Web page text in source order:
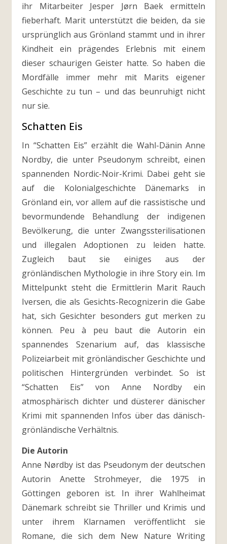
ihr Mitarbeiter Jesper Jørn Baek ermitteln
fieberhaft. Marit unterstützt die beiden, da sie
ursprünglich aus Grönland stammt und in ihrer
Kindheit ein prägendes Erlebnis mit einem
dieser schaurigen Geister hatte. So haben die
Mordfälle immer mehr mit Marits eigener
Geschichte zu tun – und das beunruhigt nicht
nur sie.
Schatten Eis
In “Schatten Eis” erzählt die Wahl-Dänin Anne
Nordby, die unter Pseudonym schreibt, einen
spannenden Nordic-Noir-Krimi. Dabei geht sie
auf die Kolonialgeschichte Dänemarks in
Grönland ein, vor allem auf die rassistische und
bevormundende Behandlung der indigenen
Bevölkerung, die unter Zwangssterilisationen
und illegalen Adoptionen zu leiden hatte.
Zugleich baut sie einiges aus der
grönländischen Mythologie in ihre Story ein. Im
Mittelpunkt steht die Ermittlerin Marit Rauch
Iversen, die als Gesichts-Recognizerin die Gabe
hat, sich Gesichter besonders gut merken zu
können. Peu à peu baut die Autorin ein
spannendes Szenarium auf, das klassische
Polizeiarbeit mit grönländischer Geschichte und
politischen Hintergründen verbindet. So ist
“Schatten Eis” von Anne Nordby ein
atmosphärisch dichter und düsterer dänischer
Krimi mit spannenden Infos über das dänisch-
grönländische Verhältnis.
Die Autorin
Anne Nørdby ist das Pseudonym der deutschen
Autorin Anette Strohmeyer, die 1975 in
Göttingen geboren ist. In ihrer Wahlheimat
Dänemark schreibt sie Thriller und Krimis und
unter ihrem Klarnamen veröffentlicht sie
Romane, die sich dem New Nature Writing